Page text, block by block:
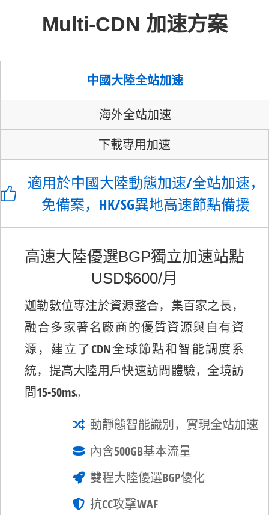
Multi-CDN 加速方案
中國大陸全站加速
海外全站加速
下載專用加速
適用於中國大陸動態加速/全站加速，
免備案，HK/SG異地高速節點備援
高速大陸優選BGP獨立加速站點
USD$600/月
迦勒數位專注於資源整合，集百家之長，
融合多家著名廠商的優質資源與自有資
源，建立了CDN全球節點和智能調度系
統，提高大陸用戶快速訪問體驗，全境訪
問15-50ms。
動靜態智能識別，實現全站加速
內含500GB基本流量
雙程大陸優選BGP優化
抗CC攻擊WAF